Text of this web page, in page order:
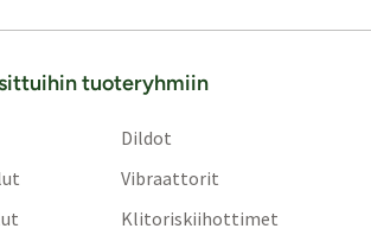
tuoteryhmiin
Dildot
Vibraattorit
Klitoriskiihottimet